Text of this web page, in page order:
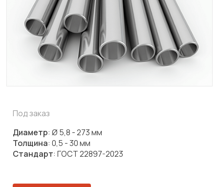
Под заказ
Диаметр: Ø 5,8 - 273 мм
Толщина: 0,5 - 30 мм
Стандарт: ГОСТ 22897-2023